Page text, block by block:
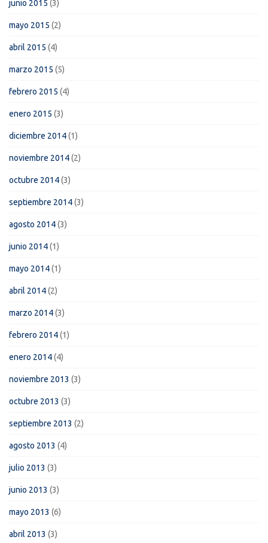
junio 2015 (3)
mayo 2015 (2)
abril 2015 (4)
marzo 2015 (5)
febrero 2015 (4)
enero 2015 (3)
diciembre 2014(1)
noviembre 2014(2)
octubre 2014(3)
septiembre 2014(3)
agosto 2014(3)
junio 2014(1)
mayo 2014(1)
abril 2014(2)
marzo 2014(3)
febrero 2014(1)
enero 2014(4)
noviembre 2013 (3)
octubre 2013 (3)
septiembre 2013 (2)
agosto 2013 (4)
julio 2013 (3)
junio 2013 (3)
mayo 2013 (6)
abril 2013 (3)